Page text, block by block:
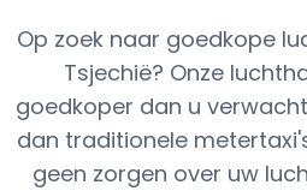
Op zoek naar goedkope
Tsjechië? Onze
goedkoper dan u
dan traditionele
geen zorgen over uw